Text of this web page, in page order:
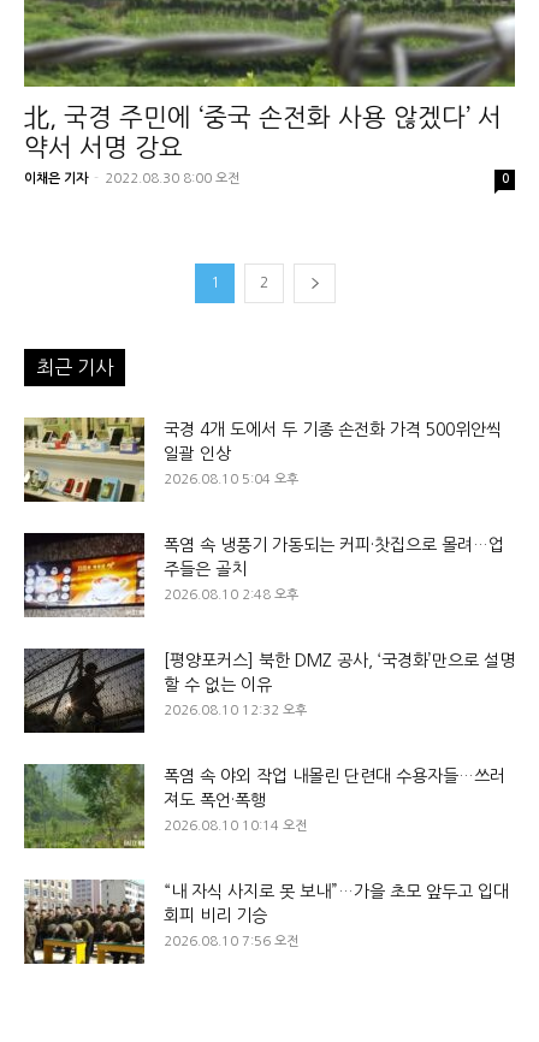
北, 국경 주민에 ‘중국 손전화 사용 않겠다’ 서
약서 서명 강요
이채은 기자 - 2022.08.30 8:00 오전 0
1 2
최근 기사
국경 4개 도에서 두 기종 손전화 가격 500위안씩
일괄 인상
2026.08.10 5:04 오후
폭염 속 냉풍기 가동되는 커피·찻집으로 몰려…업
주들은 골치
2026.08.10 2:48 오후
[평양포커스] 북한 DMZ 공사, ‘국경화’만으로 설명
할 수 없는 이유
2026.08.10 12:32 오후
폭염 속 야외 작업 내몰린 단련대 수용자들…쓰러
져도 폭언·폭행
2026.08.10 10:14 오전
“내 자식 사지로 못 보내”…가을 초모 앞두고 입대
회피 비리 기승
2026.08.10 7:56 오전